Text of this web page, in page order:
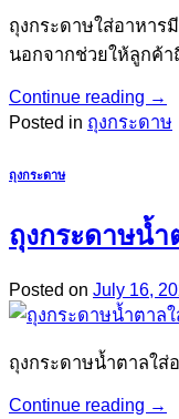
ถุงกระดาษใส่อาหา
นอกจากช่วยให้ลูกค้
Continue reading →
Posted in ถุงกระดาษ
ถุงกระดาษ
ถุงกระดาษน้ำ
Posted on July 16,
ถุงกระดาษน้ำตาลใส่
Continue reading →